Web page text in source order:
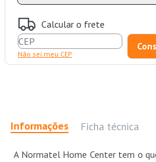
Calcular o frete
Não sei meu CEP
Informações Ficha técnica
A Normatel Home Center tem o